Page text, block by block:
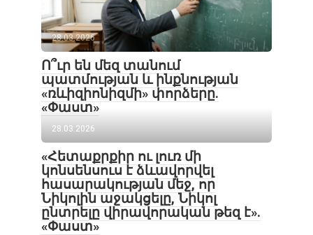
28.03.2026
Ո՞ւր են մեզ տանում
պատմության և ինքնության
«ռևիզիոնիզմի» փորձերը.
«Փաստ»
28.03.2026
«Հետաքրքիր ու լուռ մի
կոնսենսուս է ձևավորվել
հասարակության մեջ, որ
Նիկոլին աջակցելը, Նիկոլ
ընտրելը վիրավորական թեզ է».
«Փաստ»